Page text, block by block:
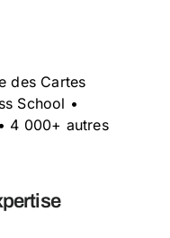
des Cartes
School •
4 000+ autres